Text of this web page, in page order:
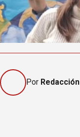
Por Redacción